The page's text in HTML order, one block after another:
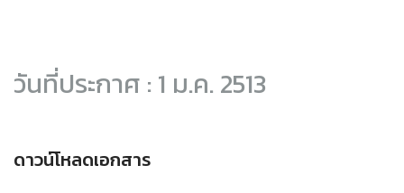
วันที่ประกาศ : 1 ม.ค. 2513
ดาวน์โหลดเอกสาร